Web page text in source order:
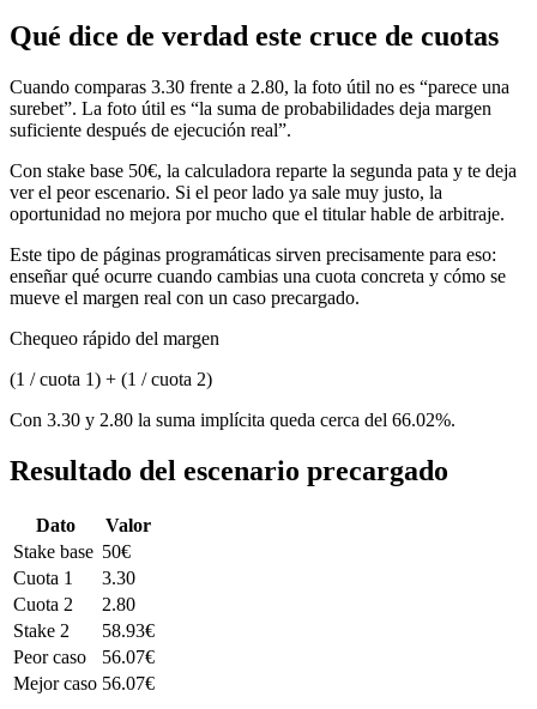
Qué dice de verdad este cruce de cuotas
Cuando comparas 3.30 frente a 2.80, la foto útil no es “parece una
surebet”. La foto útil es “la suma de probabilidades deja margen
suficiente después de ejecución real”.
Con stake base 50€, la calculadora reparte la segunda pata y te deja
ver el peor escenario. Si el peor lado ya sale muy justo, la
oportunidad no mejora por mucho que el titular hable de arbitraje.
Este tipo de páginas programáticas sirven precisamente para eso:
enseñar qué ocurre cuando cambias una cuota concreta y cómo se
mueve el margen real con un caso precargado.
Chequeo rápido del margen
(1 / cuota 1) + (1 / cuota 2)
Con 3.30 y 2.80 la suma implícita queda cerca del 66.02%.
Resultado del escenario precargado
Dato
Valor
Stake base 50€
Cuota 1
3.30
Cuota 2
2.80
Stake 2
58.93€
Peor caso
56.07€
Mejor caso 56.07€